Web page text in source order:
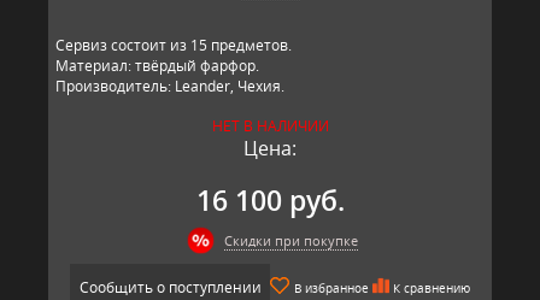
Сервиз состоит из 15 предметов.
Материал: твёрдый фарфор.
Производитель: Leander, Чехия.
НЕТ В НАЛИЧИИ
Цена:
16 100 руб.
Скидки при покупке
Сообщить о поступлении В избранное К сравнению